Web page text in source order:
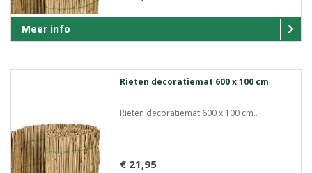
Meer info
Rieten decoratiemat 600 x 100 cm
Rieten decoratiemat 600 x 100 cm..
€ 21,95